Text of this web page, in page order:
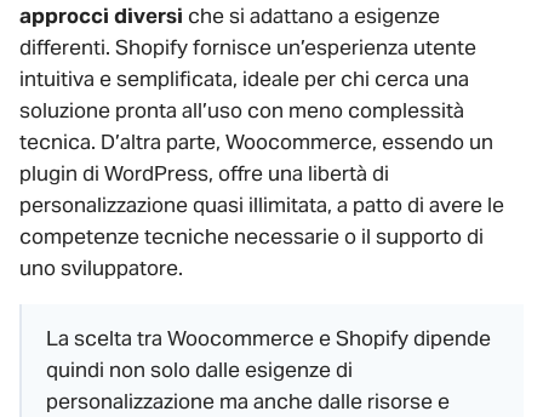
approcci diversi che si adattano a esigenze
differenti. Shopify fornisce un’esperienza utente
intuitiva e semplificata, ideale per chi cerca una
soluzione pronta all’uso con meno complessità
tecnica. D’altra parte, Woocommerce, essendo un
plugin di WordPress, offre una libertà di
personalizzazione quasi illimitata, a patto di avere le
competenze tecniche necessarie o il supporto di
uno sviluppatore.
La scelta tra Woocommerce e Shopify dipende
quindi non solo dalle esigenze di
personalizzazione ma anche dalle risorse e